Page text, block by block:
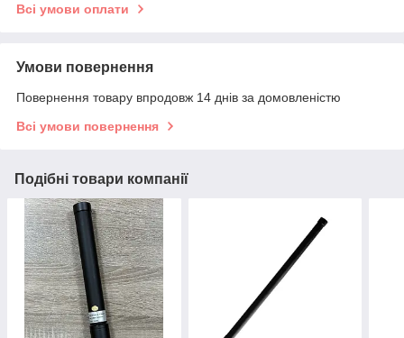
Всі умови оплати
Умови повернення
Повернення товару впродовж 14 днів за домовленістю
Всі умови повернення
Подібні товари компанії